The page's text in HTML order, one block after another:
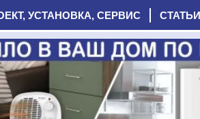
УСТАНОВКА, СЕРВИС СТАТЬИ